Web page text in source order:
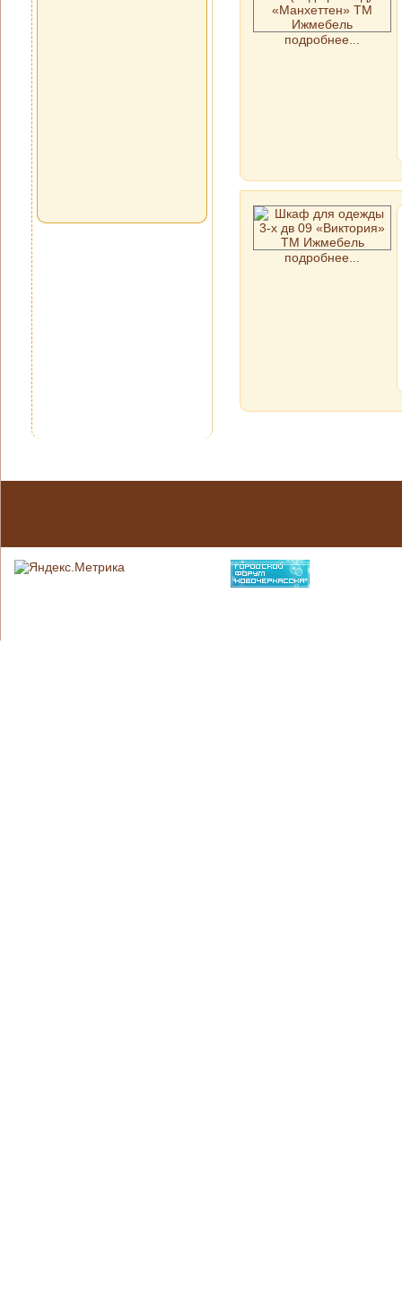
подробнее...
подробнее...